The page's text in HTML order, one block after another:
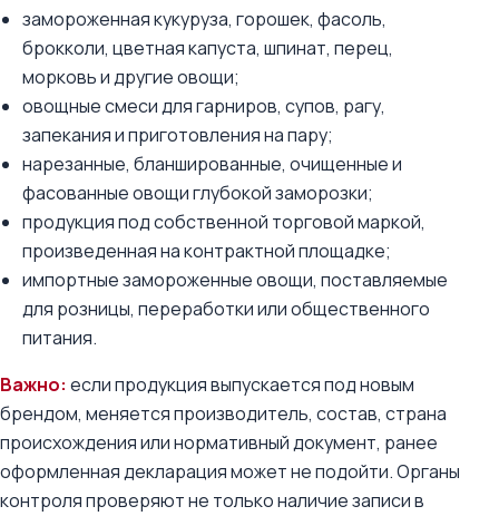
замороженная кукуруза, горошек, фасоль,
брокколи, цветная капуста, шпинат, перец,
морковь и другие овощи;
овощные смеси для гарниров, супов, рагу,
запекания и приготовления на пару;
нарезанные, бланшированные, очищенные и
фасованные овощи глубокой заморозки;
продукция под собственной торговой маркой,
произведенная на контрактной площадке;
импортные замороженные овощи, поставляемые
для розницы, переработки или общественного
питания.
Важно: если продукция выпускается под новым
брендом, меняется производитель, состав, страна
происхождения или нормативный документ, ранее
оформленная декларация может не подойти. Органы
контроля проверяют не только наличие записи в